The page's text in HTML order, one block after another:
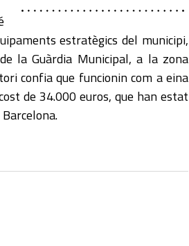
estratègics del municipi,
la Guàrdia Municipal, a la zona
confia que funcionin com a eina
de 34.000 euros, que han estat